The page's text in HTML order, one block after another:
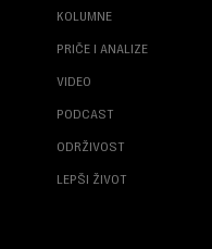
KOLUMNE
PRIČE I ANALIZE
VIDEO
PODCAST
ODRŽIVOST
LEPŠI ŽIVOT